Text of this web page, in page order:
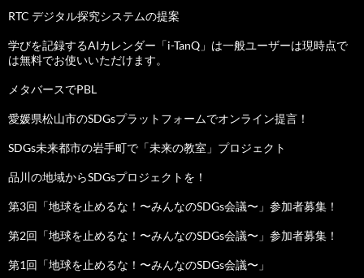
RTC デジタル探究システムの提案
学びを記録するAIカレンダー「i-TanQ」は一般ユーザーは現時点で
は無料でお使いいただけます。
メタバースでPBL
愛媛県松山市のSDGsプラットフォームでオンライン提言！
SDGs未来都市の岩手町で「未来の教室」プロジェクト
品川の地域からSDGsプロジェクトを！
第3回「地球を止めるな！〜みんなのSDGs会議〜」参加者募集！
第2回「地球を止めるな！〜みんなのSDGs会議〜」参加者募集！
第1回「地球を止めるな！〜みんなのSDGs会議〜」